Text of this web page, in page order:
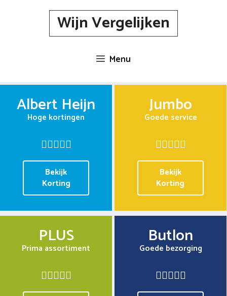
Wijn Vergelijken
Menu
Albert Heijn
Hoge kortingen
Bekijk
Korting
Jumbo
Goede service
Bekijk
Korting
PLUS
Prima assortiment
Butlon
Goede bezorging